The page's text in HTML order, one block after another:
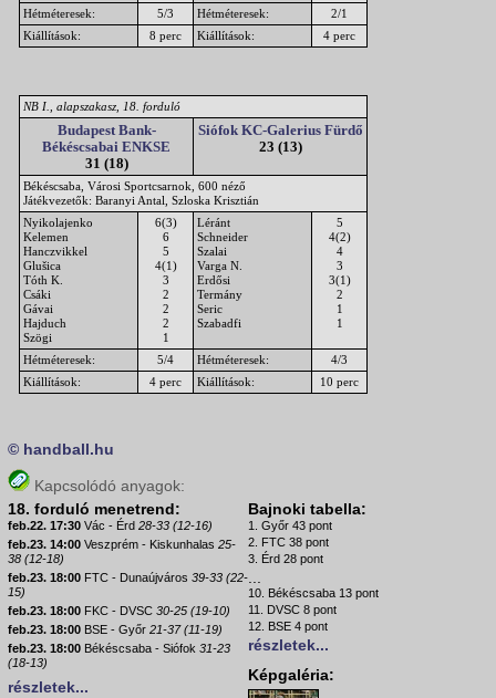
Hétméteresek:
5/3 Hétméteresek:
2/1
Kiállítások:
8 perc Kiállítások: 4 perc
NB I., alapszakasz, 18. forduló
Budapest Bank-
Békéscsabai ENKSE
31 (18)
Siófok KC-Galerius Fürdő
23 (13)
Békéscsaba, Városi Sportcsarnok, 600 néző
Játékvezetők: Baranyi Antal, Szloska Krisztián
Nyikolajenko
Kelemen
Hanczvikkel
Glušica
Tóth K.
Csáki
Gávai
Hajduch
Szögi
6(3)
6
5
4(1)
3
2
2
2
1
Léránt
Schneider
Szalai
Varga N.
Erdősi
Termány
Seric
Szabadfi
5
4(2)
4
3
3(1)
2
1
1
Hétméteresek: 5/4 Hétméteresek:
4/3
Kiállítások:
4 perc Kiállítások: 10 perc
© handball.hu
Kapcsolódó anyagok:
18. forduló menetrend:
feb.22. 17:30 Vác - Érd 28-33 (12-16)
feb.23. 14:00 Veszprém - Kiskunhalas 25-
38 (12-18)
feb.23. 18:00 FTC - Dunaújváros 39-33 (22-
15)
feb.23. 18:00 FKC - DVSC 30-25 (19-10)
feb.23. 18:00 BSE - Győr 21-37 (11-19)
feb.23. 18:00 Békéscsaba - Siófok 31-23
(18-13)
részletek...
Bajnoki tabella:
1. Győr 43 pont
2. FTC 38 pont
3. Érd 28 pont
...
10. Békéscsaba 13 pont
11. DVSC 8 pont
12. BSE 4 pont
részletek...
Képgaléria: